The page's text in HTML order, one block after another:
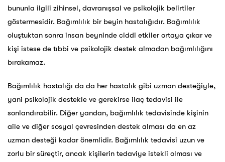
bununla ilgili zihinsel, davranışsal ve psikolojik belirtiler
göstermesidir. Bağımlılık bir beyin hastalığıdır. Bağımlılık
oluştuktan sonra insan beyninde ciddi etkiler ortaya çıkar ve
kişi istese de tıbbi ve psikolojik destek almadan bağımlılığını
bırakamaz.
Bağımlılık hastalığı da da her hastalık gibi uzman desteğiyle,
yani psikolojik destekle ve gerekirse ilaç tedavisi ile
sonlandırabilir. Diğer yandan, bağımlılık tedavisinde kişinin
aile ve diğer sosyal çevresinden destek alması da en az
uzman desteği kadar önemlidir. Bağımlılık tedavisi uzun ve
zorlu bir süreçtir, ancak kişilerin tedaviye istekli olması ve